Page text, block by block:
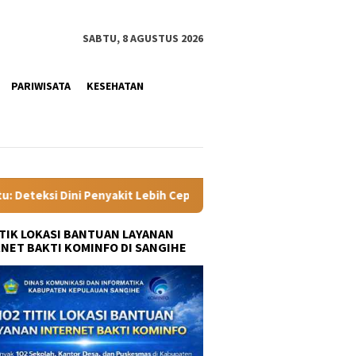
SABTU, 8 AGUSTUS 2026
PARIWISATA KESEHATAN
Cepat, Masyarakat Kian Terlindungi
LOKASI BANTUAN LAYANAN
BAKTI KOMINFO DI SANGIHE